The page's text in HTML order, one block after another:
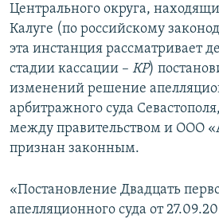
Центрального округа,
Калуге (по российскому
эта инстанция рассматривает
стадии кассации – КР)
изменений решение
арбитражного суда
между правительством и ООО
признан законным.
«Постановление Двадцать
апелляционного суда от